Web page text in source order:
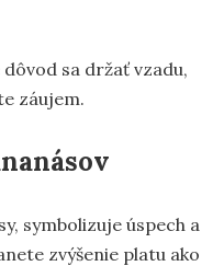
sa držať vzadu,
záujem.
symbolizuje úspech a
zvýšenie platu ako